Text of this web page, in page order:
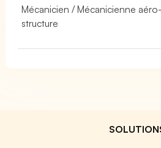
Mécanicien / Mécanicienne aéro-
structure